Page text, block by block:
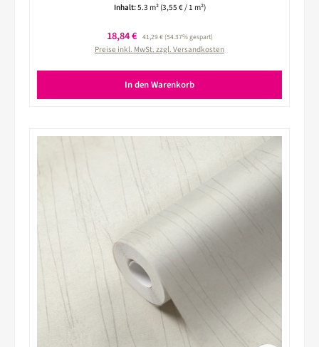
Inhalt:5.3 m² (3,55 € / 1 m²)
Verkaufspreis:
18,84 € Regulärer Preis:
41,29 €(54.37% gespart)
Preise inkl. MwSt. zzgl. Versandkosten
In den Warenkorb